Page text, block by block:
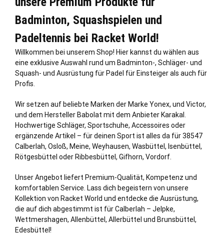
Badminton, Squashspielen und
Padeltennis bei Racket World!
Willkommen bei unserem Shop! Hier kannst du wählen aus
eine exklusive Auswahl rund um Badminton-, Schläger- und
Squash- und Ausrüstung für Padel für Einsteiger als auch für
Profis.
Wir setzen auf beliebte Marken der Marke Yonex, und Victor,
und dem Hersteller Babolat mit dem Anbieter Karakal.
Hochwertige Schläger, Sportschuhe, Accessoires oder
ergänzende Artikel – für deinen Sport ist alles da für 38547
Calberlah, Osloß, Meine, Weyhausen, Wasbüttel, Isenbüttel,
Rötgesbüttel oder Ribbesbüttel, Gifhorn, Vordorf.
Unser Angebot liefert Premium-Qualität, Kompetenz und
komfortablen Service. Lass dich begeistern von unsere
Kollektion von Racket World und entdecke die Ausrüstung,
die auf dich abgestimmt ist für Calberlah – Jelpke,
Wettmershagen, Allenbüttel, Allerbüttel und Brunsbüttel ,
Edesbüttel!